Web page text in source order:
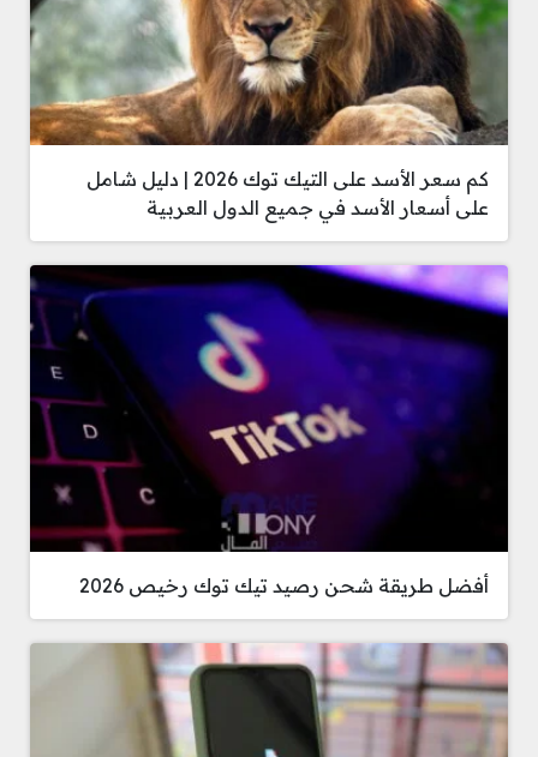
كم سعر الأسد على التيك توك 2026 | دليل شامل
على أسعار الأسد في جميع الدول العربية
أفضل طريقة شحن رصيد تيك توك رخيص 2026